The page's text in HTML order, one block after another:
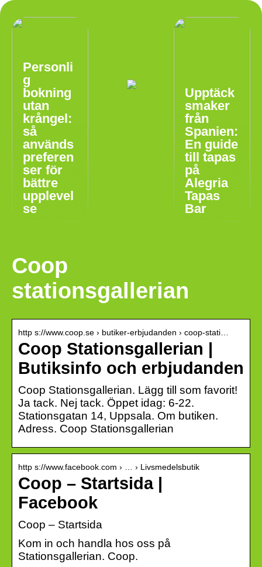
Personli
g
bokning
utan
krångel:
så
används
preferen
ser för
bättre
upplevel
se
Upptäck
smaker
från
Spanien:
En guide
till tapas
på
Alegria
Tapas
Bar
Coop
stationsgallerian
http s://www.coop.se › butiker-erbjudanden › coop-stati…
Coop Stationsgallerian |
Butiksinfo och erbjudanden
Coop Stationsgallerian. Lägg till som favorit!
Ja tack. Nej tack. Öppet idag: 6-22.
Stationsgatan 14, Uppsala. Om butiken.
Adress. Coop Stationsgallerian
http s://www.facebook.com › … › Livsmedelsbutik
Coop – Startsida |
Facebook
Coop – Startsida
Kom in och handla hos oss på
Stationsgallerian. Coop.